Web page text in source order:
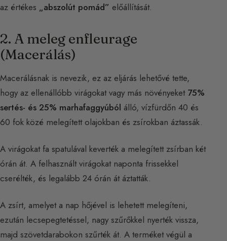
az értékes „abszolút pomád” előállítását.
2. A meleg enfleurage
(Macerálás)
Macerálásnak is nevezik, ez az eljárás lehetővé tette,
hogy az ellenállóbb virágokat vagy más növényeket 75%
sertés- és 25% marhafaggyúból álló, vízfürdőn 40 és
60 fok közé melegített olajokban és zsírokban áztassák.
A virágokat fa spatulával keverték a melegített zsírban két
órán át. A felhasznált virágokat naponta frissekkel
cserélték, és legalább 24 órán át áztatták.
A zsírt, amelyet a nap hőjével is lehetett melegíteni,
ezután lecsepegtetéssel, nagy szűrőkkel nyerték vissza,
majd szövetdarabokon szűrték át. A terméket végül a